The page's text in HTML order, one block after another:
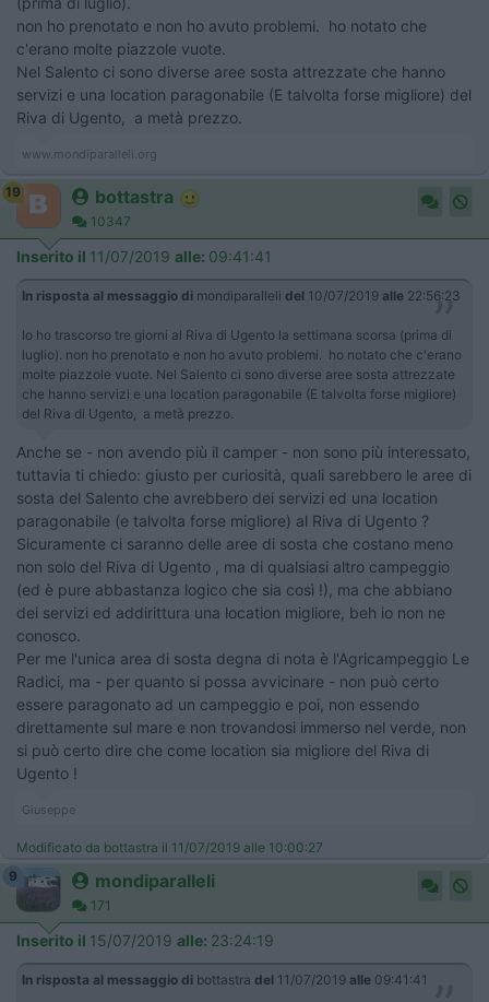
non ho prenotato e non ho avuto problemi. ho notato che
c'erano molte piazzole vuote.
Nel Salento ci sono diverse aree sosta attrezzate che hanno
servizi e una location paragonabile (E talvolta forse migliore) del
Riva di Ugento, a metà prezzo.
www.mondiparalleli.org
19 bottastra
10347
Inserito il 11/07/2019 alle: 09:41:41
In risposta al messaggio di mondiparalleli del 10/07/2019 alle 22:56:23
Io ho trascorso tre giorni al Riva di Ugento la settimana scorsa (prima di
luglio). non ho prenotato e non ho avuto problemi. ho notato che c'erano
molte piazzole vuote. Nel Salento ci sono diverse aree sosta attrezzate
che hanno servizi e una location paragonabile (E talvolta forse migliore)
del Riva di Ugento, a metà prezzo.
Anche se - non avendo più il camper - non sono più interessato,
tuttavia ti chiedo: giusto per curiosità, quali sarebbero le aree di
sosta del Salento che avrebbero dei servizi ed una location
paragonabile (e talvolta forse migliore) al Riva di Ugento ?
Sicuramente ci saranno delle aree di sosta che costano meno
non solo del Riva di Ugento , ma di qualsiasi altro campeggio
(ed è pure abbastanza logico che sia così !), ma che abbiano
dei servizi ed addirittura una location migliore, beh io non ne
conosco.
Per me l'unica area di sosta degna di nota è l'Agricampeggio Le
Radici, ma - per quanto si possa avvicinare - non può certo
essere paragonato ad un campeggio e poi, non essendo
direttamente sul mare e non trovandosi immerso nel verde, non
si può certo dire che come location sia migliore del Riva di
Ugento !
Giuseppe
Modificato da bottastra il 11/07/2019 alle 10:00:27
9
mondiparalleli
171
Inserito il 15/07/2019 alle: 23:24:19
In risposta al messaggio di bottastra del 11/07/2019 alle 09:41:41